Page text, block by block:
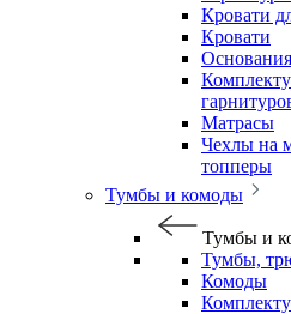
Кровати
Кровати
Матрасы
Чехлы на
топперы
Тумбы и комоды
Тумбы и
Тумбы,
Комоды